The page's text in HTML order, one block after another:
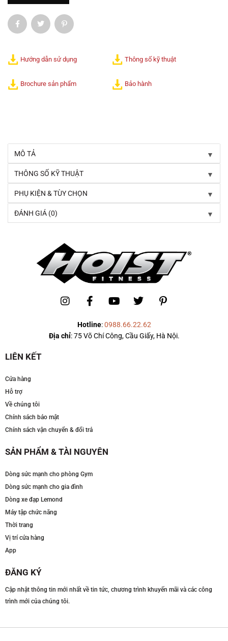
Hướng dẫn sử dụng Thông số kỹ thuật
Brochure sản phẩm Bảo hành
MÔ TẢ ▼
THÔNG SỐ KỸ THUẬT ▼
PHỤ KIỆN & TÙY CHỌN ▼
ĐÁNH GIÁ (0) ▼
Hotline:0988.66.22.62
Địa chỉ: 75 Võ Chí Công, Cầu Giấy, Hà Nội.
LIÊN KẾT
Cửa hàng
Hỗ trợ
Về chúng tôi
Chính sách bảo mật
Chính sách vận chuyển & đổi trả
SẢN PHẨM & TÀI NGUYÊN
Dòng sức mạnh cho phòng Gym
Dòng sức mạnh cho gia đình
Dòng xe đạp Lemond
Máy tập chức năng
Thời trang
Vị trí cửa hàng
App
ĐĂNG KÝ
Cập nhật thông tin mới nhất về tin tức, chương trình khuyến mãi và các công
trình mới của chúng tôi.